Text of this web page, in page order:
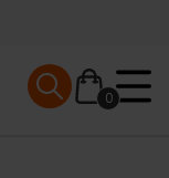
0
Mobile menu